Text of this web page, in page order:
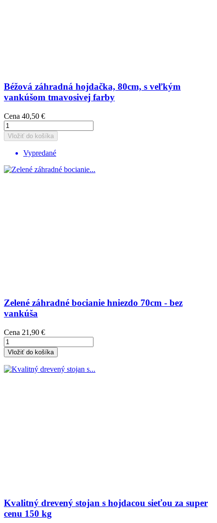
Béžová záhradná hojdačka, 80cm, s veľkým
vankúšom tmavosivej farby
Cena 40,50 €
Vložiť do košíka
Vypredané
Zelené záhradné bocianie hniezdo 70cm - bez
vankúša
Cena 21,90 €
Vložiť do košíka
Kvalitný drevený stojan s hojdacou sieťou za super
cenu 150 kg